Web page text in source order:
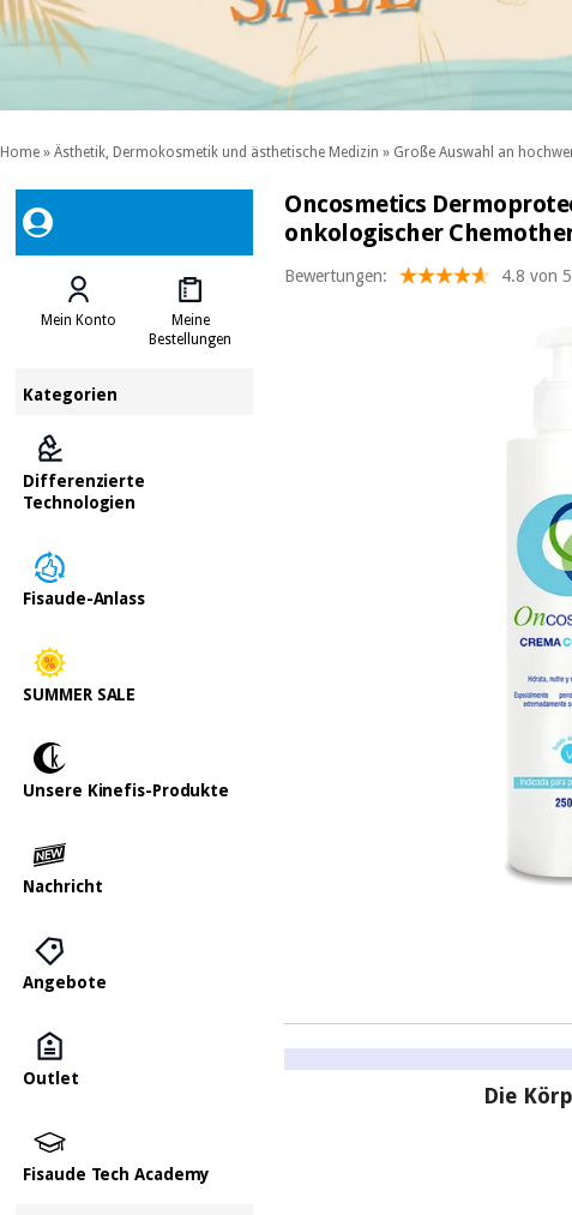
Home » Ästhetik, Dermokosmetik und ästhetische Medizin » Große Auswahl an
Mein Konto
Meine
Bestellungen
Kategorien
Differenzierte
Technologien
Fisaude-Anlass
SUMMER SALE
Unsere Kinefis-Produkte
Nachricht
Angebote
Outlet
Fisaude Tech Academy
Oncosmetics
onkologischer
Bewertungen: 4.8 von 5
Die